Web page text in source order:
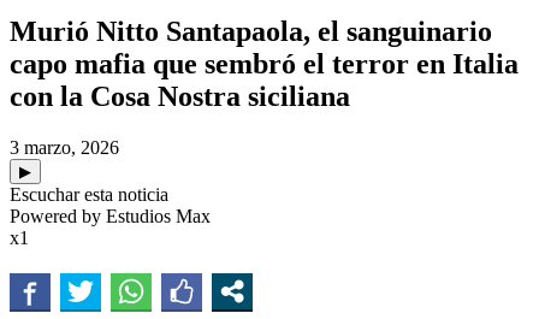
Murió Nitto Santapaola, el sanguinario
capo mafia que sembró el terror en Italia
con la Cosa Nostra siciliana
3 marzo, 2026
▶
Escuchar esta noticia
Powered by Estudios Max
x1